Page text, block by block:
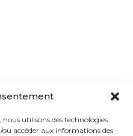
utilisons des technologies
accéder aux informations des